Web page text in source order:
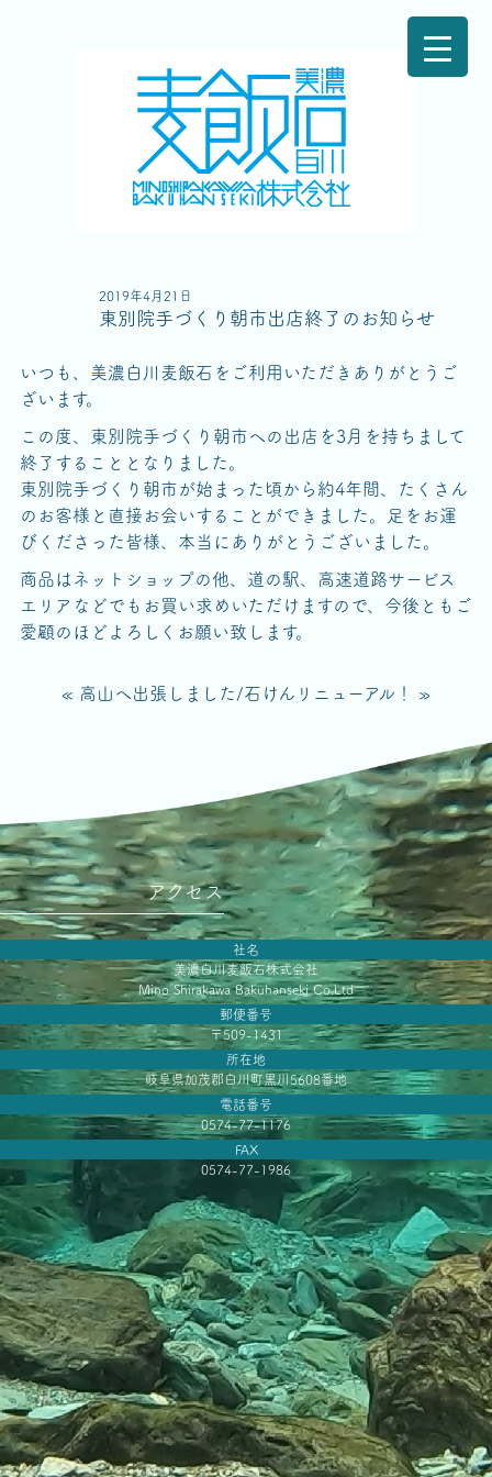
2019年4月21日
東別院手づくり朝市出店終了のお知らせ
いつも、美濃白川麦飯石をご利用いただきありがとうご
ざいます。
この度、東別院手づくり朝市への出店を3月を持ちまして
終了することとなりました。
東別院手づくり朝市が始まった頃から約4年間、たくさん
のお客様と直接お会いすることができました。足をお運
びくださった皆様、本当にありがとうございました。
商品はネットショップの他、道の駅、高速道路サービス
エリアなどでもお買い求めいただけますので、今後ともご
愛顧のほどよろしくお願い致します。
« 高山へ出張しました/石けんリニューアル！ »
アクセス
社名
美濃白川麦飯石株式会社
Mino Shirakawa Bakuhanseki Co.Ltd
郵便番号
〒509-1431
所在地
岐阜県加茂郡白川町黒川5608番地
電話番号
0574-77-1176
FAX
0574-77-1986